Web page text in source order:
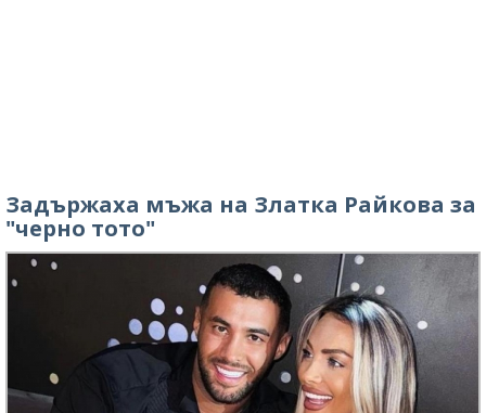
Задържаха мъжа на Златка Райкова за
"черно тото"